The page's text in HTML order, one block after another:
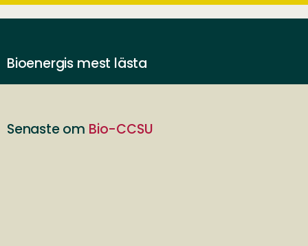
Bioenergis mest lästa
Senaste om Bio-CCSU